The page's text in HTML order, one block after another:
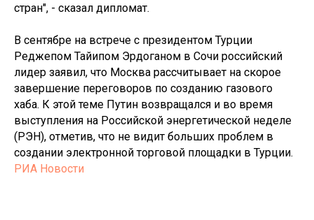
стран", - сказал дипломат.
В сентябре на встрече с президентом Турции
Реджепом Тайипом Эрдоганом в Сочи российский
лидер заявил, что Москва рассчитывает на скорое
завершение переговоров по созданию газового
хаба. К этой теме Путин возвращался и во время
выступления на Российской энергетической неделе
(РЭН), отметив, что не видит больших проблем в
создании электронной торговой площадки в Турции.
РИА Новости